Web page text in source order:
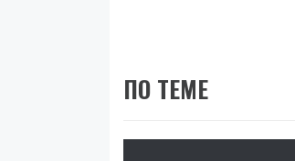
ПО ТЕМЕ